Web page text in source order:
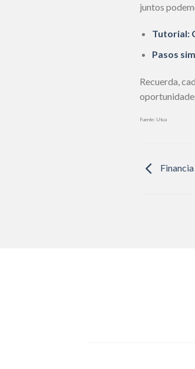
juntos
Tutorial:
Pasos
Recuerda,
Fuente: Utua